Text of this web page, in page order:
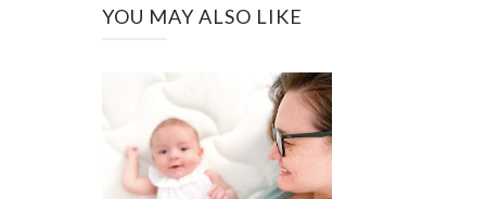
YOU MAY ALSO LIKE